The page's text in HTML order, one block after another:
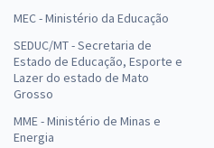
MEC - Ministério da Educação
SEDUC/MT - Secretaria de
Estado de Educação, Esporte e
Lazer do estado de Mato
Grosso
MME - Ministério de Minas e
Energia